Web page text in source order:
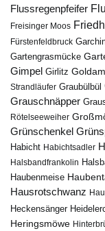
Flussregenpfeifer
Freisinger Moos
Fürstenfeldbruck
Gartengrasmücke
Gimpel Girlitz
Strandläufer Graubülbül
Grauschnäpper
Rötelseeweiher
Grünschenkel
Habicht Habichtsadler
Halsbandfrankolin
Haubenmeise
Hausrotschwanz
Heckensänger
Heringsmöwe